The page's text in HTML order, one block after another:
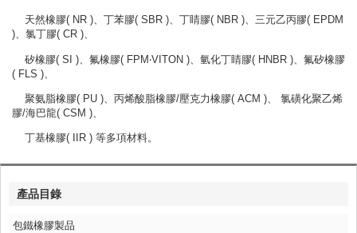
天然橡膠( NR )、丁苯膠( SBR )、丁睛膠( NBR )、三元乙丙膠( EPDM
)、氯丁膠( CR )、
矽橡膠( SI )、氟橡膠( FPM‧VITON )、氫化丁睛膠( HNBR )、氟矽橡膠
( FLS )、
聚氨脂橡膠( PU )、丙烯酸脂橡膠/壓克力橡膠( ACM )、 氯磺化聚乙烯
膠/海巴龍( CSM )、
丁基橡膠( IIR ) 等多項材料。
產品目錄
包鐵橡膠製品